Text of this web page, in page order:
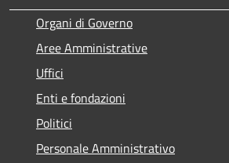
Organi di Governo
Aree Amministrative
Uffici
Enti e fondazioni
Politici
Personale Amministrativo